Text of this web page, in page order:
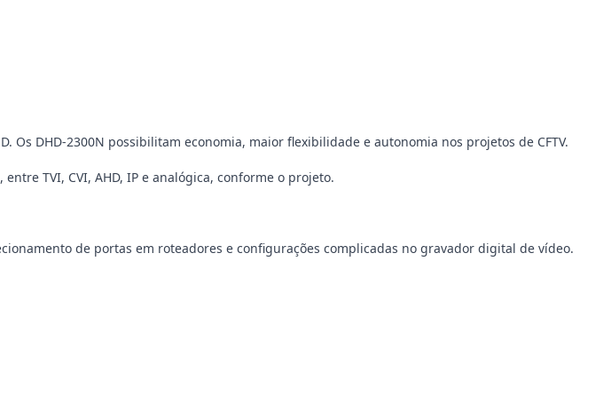
DHD-2300N possibilitam economia, maior flexibilidade e autonomia nos projetos de CFTV.
TVI, CVI, AHD, IP e analógica, conforme o projeto.
de portas em roteadores e configurações complicadas no gravador digital de vídeo.